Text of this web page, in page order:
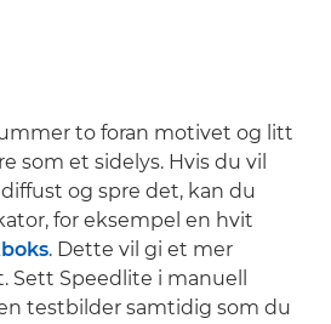
to foran motivet og litt
som et sidelys. Hvis du vil
og spre det, kan du
for eksempel en hvit
. Dette vil gi et mer
Speedlite i manuell
testbilder samtidig som du